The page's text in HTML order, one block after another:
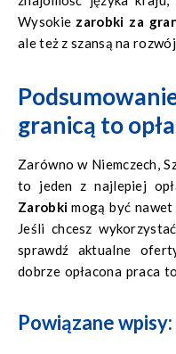
Wysokie zarobki za
ale też z szansą na
granicą to
Zarówno w Niemczech,
to jeden z najlepiej
Zarobkimogą być
Jeśli chcesz
sprawdź aktualne
dobrze opłacona praca
Powiązane wpisy: